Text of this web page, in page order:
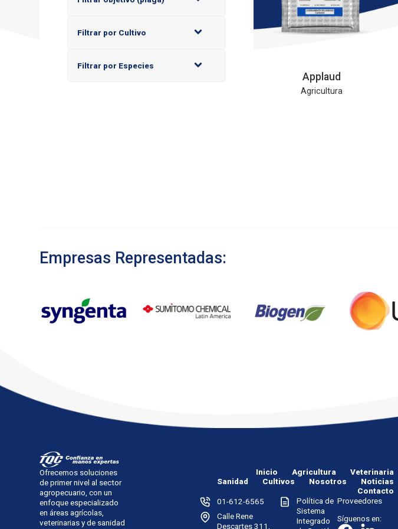
Filtrar por Cultivo
Filtrar por Especies
Applaud
Agricultura
Empresas Representadas:
Ofrecemos soluciones
de primer nivel al sector
agropecuario, con un
enfoque especializado
en áreas agrícolas,
veterinarias y de sanidad
Inicio Agricultura
Veterinaria
Sanidad
Cultivos Nosotros
Noticias
Contacto
01-612-6565
Calle Rene
Descartes 311,
Política de
Sistema
Integrado
Proveedores
Síguenos en: